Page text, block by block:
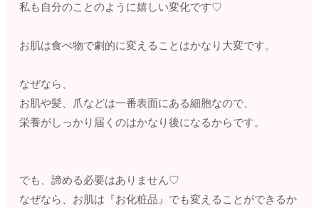
私も自分のことのように嬉しい変化です♡
お肌は食べ物で劇的に変えることはかなり大変です。
なぜなら、
お肌や髪、爪などは一番表面にある細胞なので、
栄養がしっかり届くのはかなり後になるからです。
でも、諦める必要はありません♡
なぜなら、お肌は『お化粧品』でも変えることができるか